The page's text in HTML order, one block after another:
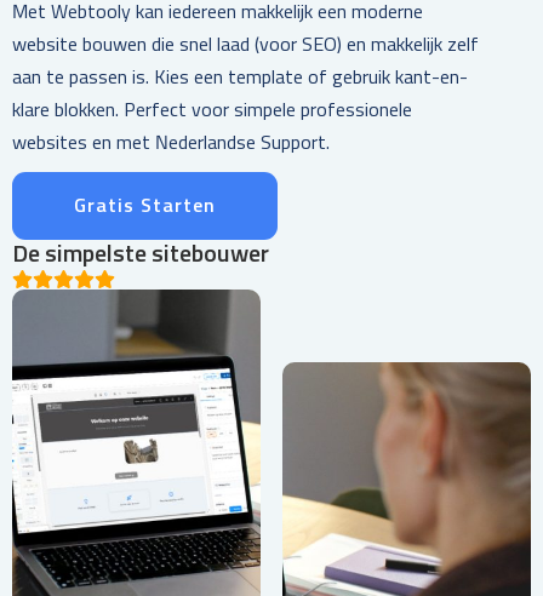
Met Webtooly kan iedereen makkelijk een moderne
website bouwen die snel laad (voor SEO) en makkelijk zelf
aan te passen is. Kies een template of gebruik kant-en-
klare blokken. Perfect voor simpele professionele
websites en met Nederlandse Support.
Gratis Starten
De simpelste sitebouwer